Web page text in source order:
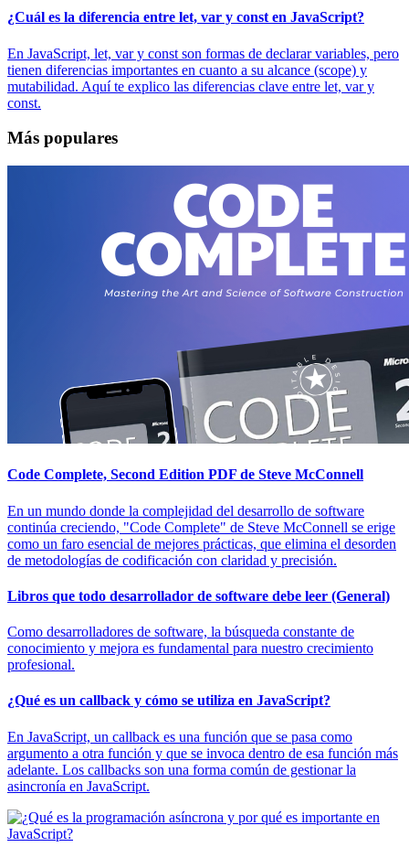
¿Cuál es la diferencia entre let, var y const en JavaScript?
En JavaScript, let, var y const son formas de declarar variables, pero
tienen diferencias importantes en cuanto a su alcance (scope) y
mutabilidad. Aquí te explico las diferencias clave entre let, var y
const.
Más populares
Code Complete, Second Edition PDF de Steve McConnell
En un mundo donde la complejidad del desarrollo de software
continúa creciendo, "Code Complete" de Steve McConnell se erige
como un faro esencial de mejores prácticas, que elimina el desorden
de metodologías de codificación con claridad y precisión.
Libros que todo desarrollador de software debe leer (General)
Como desarrolladores de software, la búsqueda constante de
conocimiento y mejora es fundamental para nuestro crecimiento
profesional.
¿Qué es un callback y cómo se utiliza en JavaScript?
En JavaScript, un callback es una función que se pasa como
argumento a otra función y que se invoca dentro de esa función más
adelante. Los callbacks son una forma común de gestionar la
asincronía en JavaScript.